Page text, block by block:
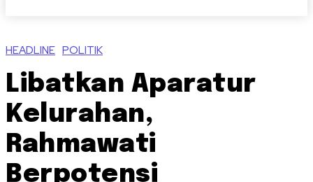
HEADLINE POLITIK
Libatkan Aparatur
Kelurahan,
Rahmawati
Berpotensi